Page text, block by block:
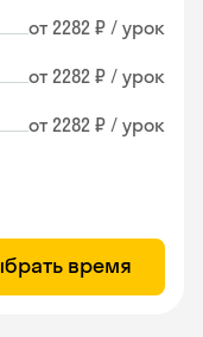
от 2282 ₽ / урок
от 2282 ₽ / урок
от 2282 ₽ / урок
время